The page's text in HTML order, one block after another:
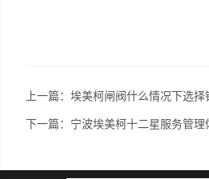
上一篇：埃美柯闸阀什么情况下选择
下一篇： 宁波埃美柯十二星服务管理